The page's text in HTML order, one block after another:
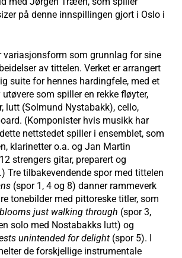
på denne innspillingen gjort i Oslo i
variasjonsform som grunnlag for sine
av tittelen. Verket er arrangert
suite for hennes hardingfele, med et
som spiller en rekke fløyter,
lutt (Solmund Nystabakk), cello,
(Komponister hvis musikk har
nettstedet spiller i ensemblet, som
klarinetter o.a. og Jan Martin
strengers gitar, preparert og
Tre tilbakevendende spor med tittelen
(spor 1, 4 og 8) danner rammeverk
tonebilder med pittoreske titler, som
just walking through (spor 3,
solo med Nostabakks lutt) og
unintended for delight (spor 5). I
de forskjellige instrumentale